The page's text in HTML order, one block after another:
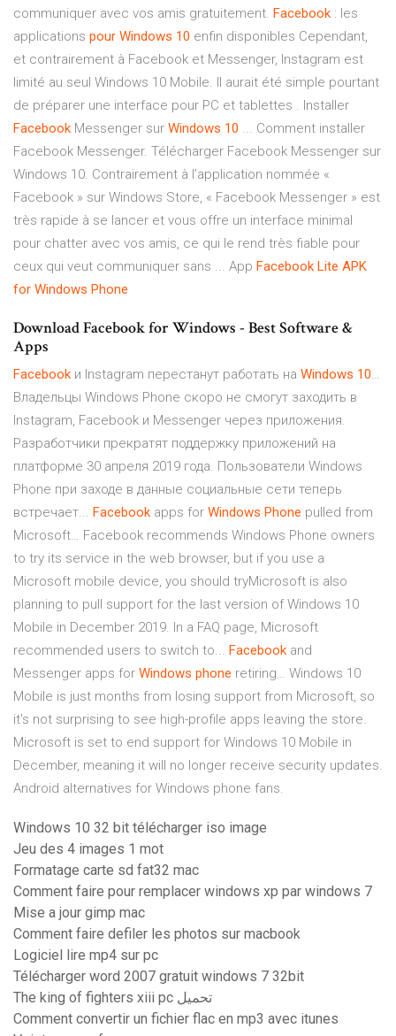
communiquer avec vos amis gratuitement. Facebook : les
applications pour Windows 10 enfin disponibles Cependant,
et contrairement à Facebook et Messenger, Instagram est
limité au seul Windows 10 Mobile. Il aurait été simple pourtant
de préparer une interface pour PC et tablettes . Installer
Facebook Messenger sur Windows 10 ... Comment installer
Facebook Messenger. Télécharger Facebook Messenger sur
Windows 10. Contrairement à l’application nommée «
Facebook » sur Windows Store, « Facebook Messenger » est
très rapide à se lancer et vous offre un interface minimal
pour chatter avec vos amis, ce qui le rend très fiable pour
ceux qui veut communiquer sans ... App Facebook Lite APK
for Windows Phone
Download Facebook for Windows - Best Software &
Apps
Facebook и Instagram перестанут работать на Windows 10…
Владельцы Windows Phone скоро не смогут заходить в
Instagram, Facebook и Messenger через приложения.
Разработчики прекратят поддержку приложений на
платформе 30 апреля 2019 года. Пользователи Windows
Phone при заходе в данные социальные сети теперь
встречает... Facebook apps for Windows Phone pulled from
Microsoft… Facebook recommends Windows Phone owners
to try its service in the web browser, but if you use a
Microsoft mobile device, you should tryMicrosoft is also
planning to pull support for the last version of Windows 10
Mobile in December 2019. In a FAQ page, Microsoft
recommended users to switch to... Facebook and
Messenger apps for Windows phone retiring… Windows 10
Mobile is just months from losing support from Microsoft, so
it's not surprising to see high-profile apps leaving the store.
Microsoft is set to end support for Windows 10 Mobile in
December, meaning it will no longer receive security updates.
Android alternatives for Windows phone fans.
Windows 10 32 bit télécharger iso image
Jeu des 4 images 1 mot
Formatage carte sd fat32 mac
Comment faire pour remplacer windows xp par windows 7
Mise a jour gimp mac
Comment faire defiler les photos sur macbook
Logiciel lire mp4 sur pc
Télécharger word 2007 gratuit windows 7 32bit
The king of fighters xiii pc تحميل
Comment convertir un fichier flac en mp3 avec itunes